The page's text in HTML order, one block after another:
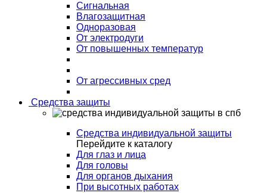
Сигнальная
Влагозащитная
Одноразовая
От электродуги
От повышенных температур
От агрессивных сред
Средства защиты
Средства индивидуальной защиты
Перейдите к каталогу
Для глаз и лица
Для головы
Для органов дыхания
При высотных работах